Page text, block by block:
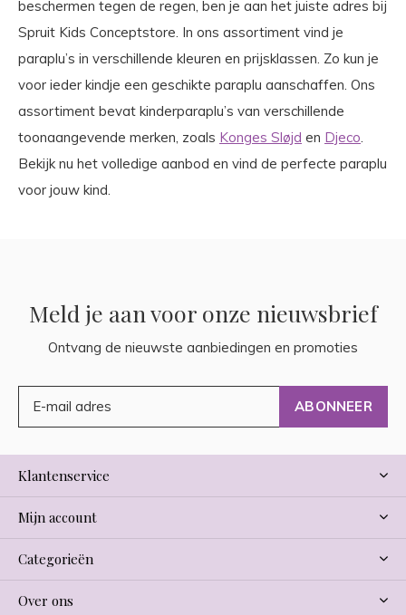
beschermen tegen de regen, ben je aan het juiste adres bij
Spruit Kids Conceptstore. In ons assortiment vind je
paraplu’s in verschillende kleuren en prijsklassen. Zo kun je
voor ieder kindje een geschikte paraplu aanschaffen. Ons
assortiment bevat kinderparaplu’s van verschillende
toonaangevende merken, zoals Konges Sløjd en Djeco.
Bekijk nu het volledige aanbod en vind de perfecte paraplu
voor jouw kind.
Meld je aan voor onze nieuwsbrief
Ontvang de nieuwste aanbiedingen en promoties
ABONNEER
Klantenservice
Mijn account
Categorieën
Over ons